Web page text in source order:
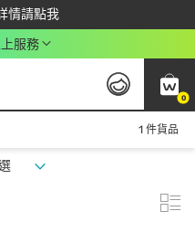
情請點我
回饋$350
服務
0
1 件貨品